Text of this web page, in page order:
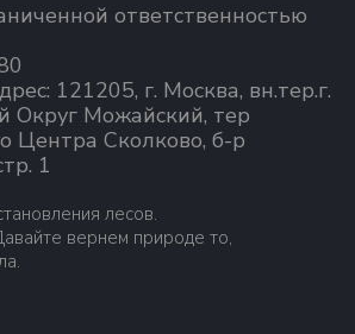
ответственностью
121205, г. Москва, вн.тер.г.
Округ Можайский, тер
Центра Сколково, б-р
1
лесов.
вернем природе то,